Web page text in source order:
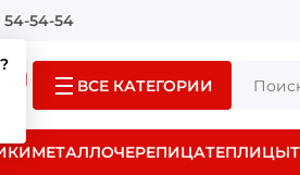
54-54-54
ВСЕ КАТЕГОРИИ
МЕТАЛЛОЧЕРЕПИЦАТЕПЛИЦЫ